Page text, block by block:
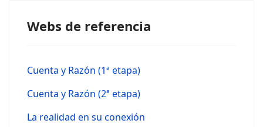
Webs de referencia
Cuenta y Razón (1ª etapa)
Cuenta y Razón (2ª etapa)
La realidad en su conexión